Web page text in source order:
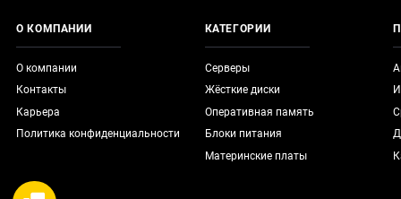
О КОМПАНИИ
О компании
Контакты
Карьера
Политика конфиденциальности
КАТЕГОРИИ
Серверы
Жёсткие диски
Оперативная память
Блоки питания
Материнские платы